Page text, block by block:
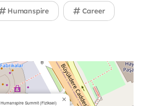
Humanspire Career
Humanspire Summit (Fiziksel) ×